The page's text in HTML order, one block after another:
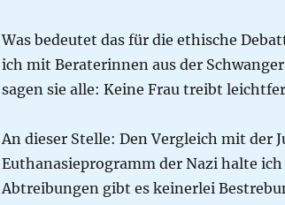
Was bedeutet das für die ethische
ich mit Beraterinnen aus der
sagen sie alle: Keine Frau treibt
An dieser Stelle: Den Vergleich mit der
Euthanasieprogramm der Nazi halte
Abtreibungen gibt es keinerlei